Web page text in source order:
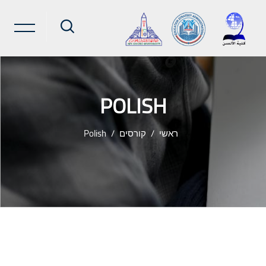
POLISH
ראשי קורסים Polish